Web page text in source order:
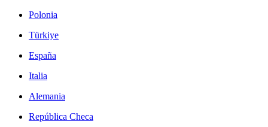
Polonia
Türkiye
España
Italia
Alemania
República Checa